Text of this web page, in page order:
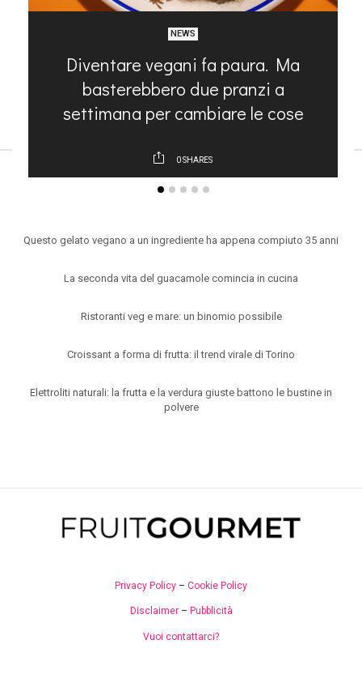
NEWS
Diventare vegani fa paura. Ma
basterebbero due pranzi a
settimana per cambiare le cose
0SHARES
Questo gelato vegano a un ingrediente ha appena compiuto 35 anni
La seconda vita del guacamole comincia in cucina
Ristoranti veg e mare: un binomio possibile
Croissant a forma di frutta: il trend virale di Torino
Elettroliti naturali: la frutta e la verdura giuste battono le bustine in
polvere
Privacy Policy – Cookie Policy
Disclaimer– Pubblicità
Vuoi contattarci?